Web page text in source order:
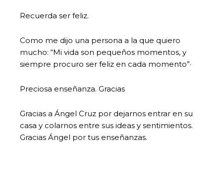
Recuerda ser feliz.
Como me dijo una persona a la que quiero
mucho: “Mi vida son pequeños momentos, y
siempre procuro ser feliz en cada momento”·
Preciosa enseñanza. Gracias
Gracias a Ángel Cruz por dejarnos entrar en su
casa y colarnos entre sus ideas y sentimientos.
Gracias Ángel por tus enseñanzas.